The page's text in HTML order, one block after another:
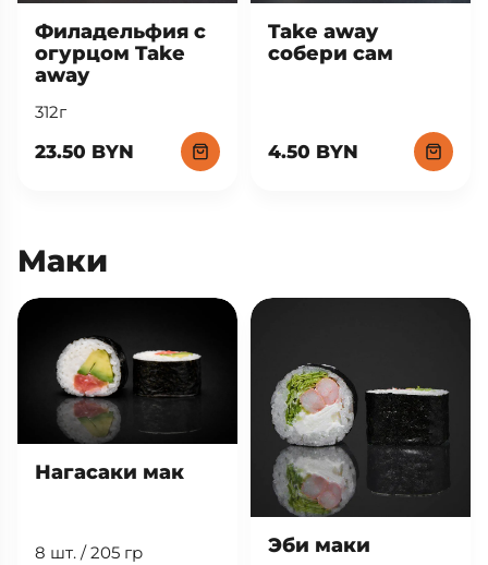
Филадельфия с
огурцом Take
away
312г
23.50 BYN
Take away
собери сам
4.50 BYN
Маки
Нагасаки мак
8 шт. / 205 гр Эби маки